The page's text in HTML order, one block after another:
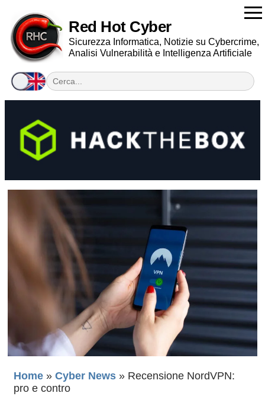
Red Hot Cyber
Sicurezza Informatica, Notizie su Cybercrime,
Analisi Vulnerabilità e Intelligenza Artificiale
Home » Cyber News » Recensione NordVPN:
pro e contro